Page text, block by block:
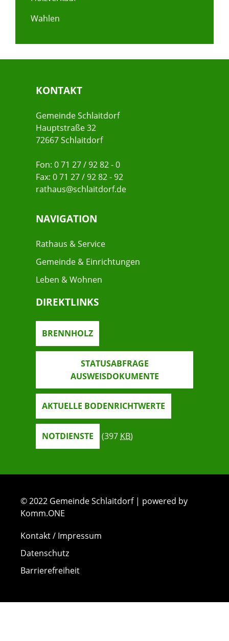
Wahlen
KONTAKT
Gemeinde Schlaitdorf
Hauptstraße 32
72667 Schlaitdorf
Fon: 0 71 27 / 92 82 - 0
Fax: 0 71 27 / 92 82 - 92
rathaus@schlaitdorf.de
NAVIGATION
Rathaus & Service
Gemeinde & Einrichtungen
Leben & Wohnen
DIREKTLINKS
BRENNHOLZ
STATUSABFRAGE
AUSWEISDOKUMENTE
AKTUELLE BODENRICHTWERTE
NOTDIENSTE (397KB)
© 2022 Gemeinde Schlaitdorf | powered by
Komm.ONE
Kontakt / Impressum
Datenschutz
Barrierefreiheit